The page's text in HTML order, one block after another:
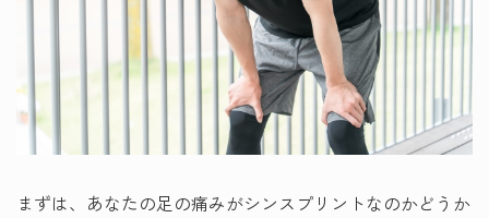
まずは、あなたの足の痛みがシンスプリントなのかどうか